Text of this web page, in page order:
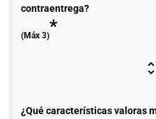
contraentrega?
(Máx 3)*
¿Qué características valoras